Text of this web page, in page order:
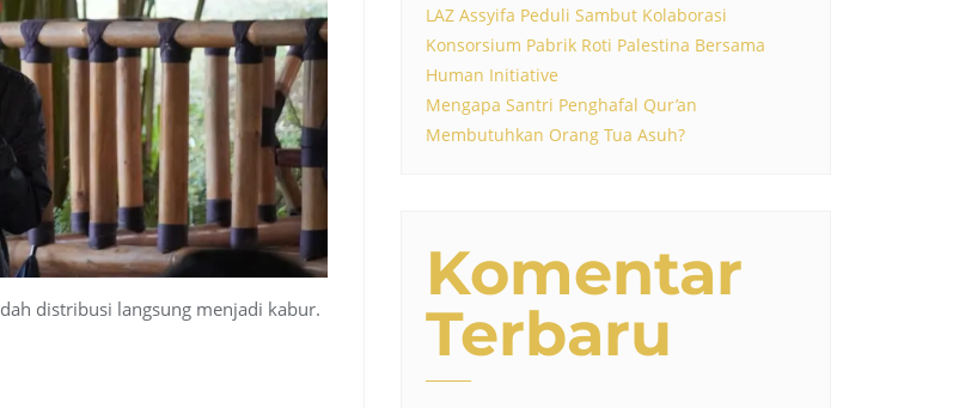
distribusi langsung menjadi kabur.
LAZ Assyifa Peduli Sambut Kolaborasi
Konsorsium Pabrik Roti Palestina Bersama
Human Initiative
Mengapa Santri Penghafal Qur’an
Membutuhkan Orang Tua Asuh?
Komentar
Terbaru